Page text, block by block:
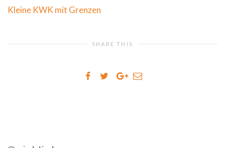
Kleine KWK mit Grenzen
SHARE THIS